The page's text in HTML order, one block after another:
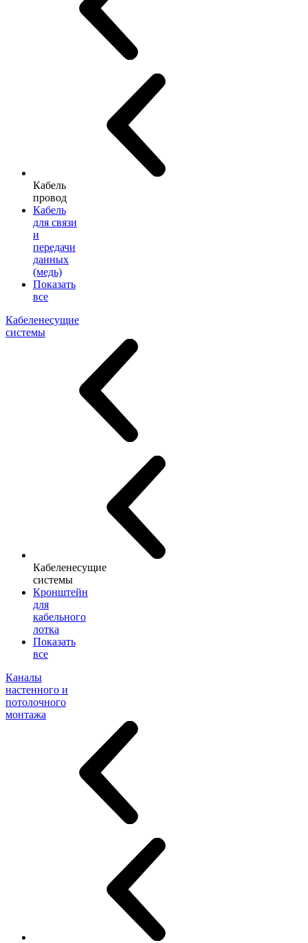
Кабель
провод
Кабель
для связи
и
передачи
данных
(медь)
Показать
все
Кабеленесущие
системы
Кабеленесущие
системы
Кронштейн
для
кабельного
лотка
Показать
все
Каналы
настенного и
потолочного
монтажа